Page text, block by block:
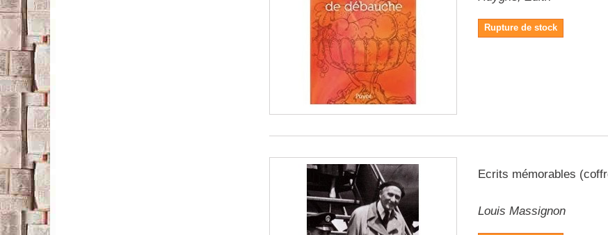
Rupture de stock
Ecrits mémorables
Louis Massignon